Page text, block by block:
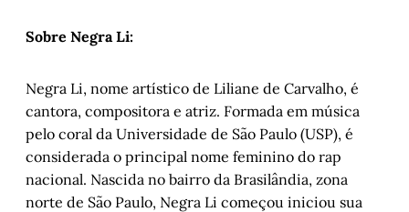
Sobre Negra Li:
Negra Li, nome artístico de Liliane de Carvalho, é
cantora, compositora e atriz. Formada em música
pelo coral da Universidade de São Paulo (USP), é
considerada o principal nome feminino do rap
nacional. Nascida no bairro da Brasilândia, zona
norte de São Paulo, Negra Li começou iniciou sua